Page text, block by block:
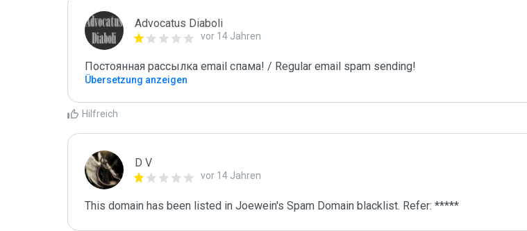
Advocatus Diaboli
vor 14 Jahren
Постоянная рассылка email спама! / Regular email spam sending!
Übersetzung anzeigen
Hilfreich
D V
vor 14 Jahren
This domain has been listed in Joewein's Spam Domain blacklist. Refer: *****